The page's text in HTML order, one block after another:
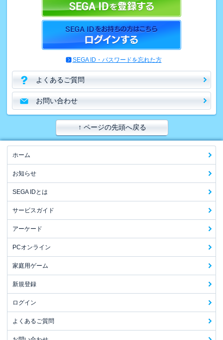
SEGA ID・パスワードを忘れた方
よくあるご質問
お問い合わせ
↑ ページの先頭へ戻る
ホーム
お知らせ
SEGA IDとは
サービスガイド
アーケード
PCオンライン
家庭用ゲーム
新規登録
ログイン
よくあるご質問